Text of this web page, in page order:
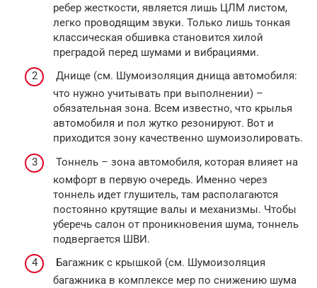
ребер жесткости, является лишь ЦЛМ листом,
легко проводящим звуки. Только лишь тонкая
классическая обшивка становится хилой
преградой перед шумами и вибрациями.
Днище (см. Шумоизоляция днища автомобиля:
что нужно учитывать при выполнении) –
обязательная зона. Всем известно, что крылья
автомобиля и пол жутко резонируют. Вот и
приходится зону качественно шумоизолировать.
Тоннель – зона автомобиля, которая влияет на
комфорт в первую очередь. Именно через
тоннель идет глушитель, там располагаются
постоянно крутящие валы и механизмы. Чтобы
уберечь салон от проникновения шума, тоннель
подвергается ШВИ.
Багажник с крышкой (см. Шумоизоляция
багажника в комплексе мер по снижению шума